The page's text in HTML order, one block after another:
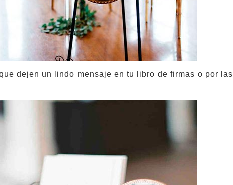
dejen un lindo mensaje en tu libro de firmas o por las